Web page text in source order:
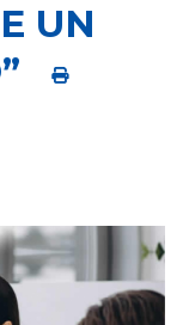
UN